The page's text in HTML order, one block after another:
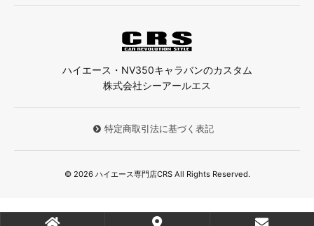
ハイエース・NV350キャラバンのカスタム
株式会社シーアールエス
特定商取引法に基づく表記
© 2026 ハイエース専門店CRS All Rights Reserved.